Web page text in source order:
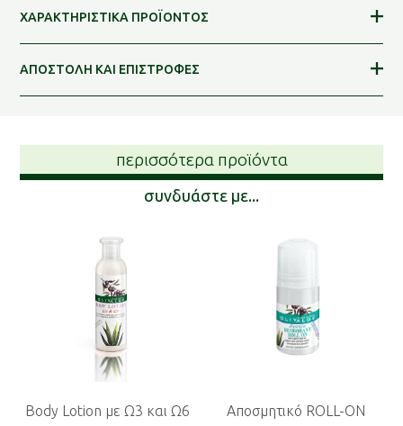
ΧΑΡΑΚΤΗΡΙΣΤΙΚΑ ΠΡΟΪΟΝΤΟΣ
ΑΠΟΣΤΟΛΗ ΚΑΙ ΕΠΙΣΤΡΟΦΕΣ
περισσότερα προϊόντα
συνδυάστε με...
Body Lotion με Ω3 και Ω6 Αποσμητικό ROLL-ON